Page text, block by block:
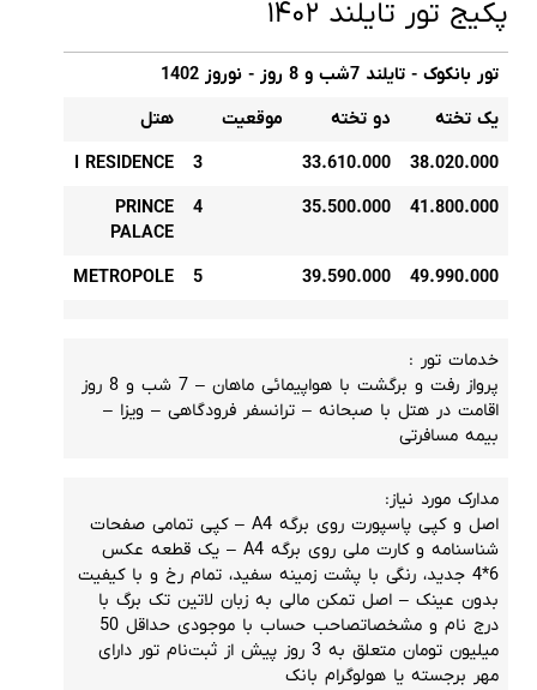
پکیج تور تایلند ۱۴۰۲
تور بانکوک - تایلند 7شب و 8 روز - نوروز 1402
یک تخته
دو تخته موقعیت
هتل
38.020.000
33.610.000
3
I RESIDENCE
41.800.000
35.500.000
4
PRINCE
PALACE
49.990.000
39.590.000
5
METROPOLE
خدمات تور :
پرواز رفت و برگشت با هواپیمائی ماهان – 7 شب و 8 روز
اقامت در هتل با صبحانه – ترانسفر فرودگاهی – ویزا –
بیمه مسافرتی
مدارک مورد نیاز:
اصل و کپی پاسپورت روی برگه A4 – کپی تمامی صفحات
شناسنامه و کارت ملی روی برگه A4 – یک قطعه عکس
6*4 جدید، رنگی با پشت زمینه سفید، تمام رخ و با کیفیت
بدون عینک – اصل تمکن مالی به زبان لاتین تک برگ با
درج نام و مشخصاتصاحب حساب با موجودی حداقل 50
میلیون تومان متعلق به 3 روز پیش از ثبت‌نام تور دارای
مهر برجسته یا هولوگرام بانک